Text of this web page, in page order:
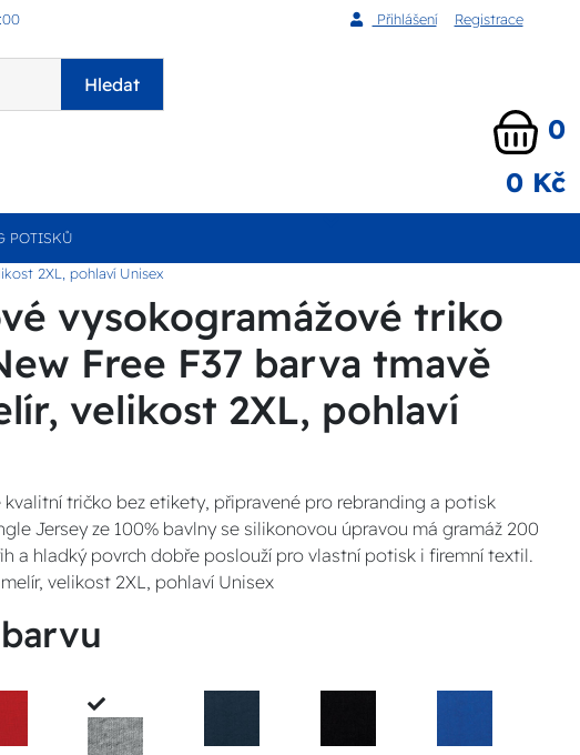
Přihlášení Registrace
Hledat
0
0 Kč
POTISKŮ
2XL, pohlaví Unisex
vysokogramážové triko
Free F37 barva tmavě
velikost 2XL, pohlaví
kvalitní tričko bez etikety, připravené pro rebranding a potisk
Jersey ze 100% bavlny se silikonovou úpravou má gramáž 200
a hladký povrch dobře poslouží pro vlastní potisk i firemní textil.
velikost 2XL, pohlaví Unisex